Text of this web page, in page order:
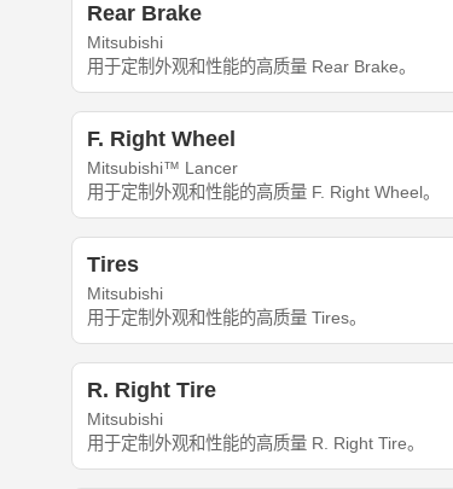
Rear Brake
Mitsubishi
用于定制外观和性能的高质量 Rear Brake。
F. Right Wheel
Mitsubishi™ Lancer
用于定制外观和性能的高质量 F. Right Wheel。
Tires
Mitsubishi
用于定制外观和性能的高质量 Tires。
R. Right Tire
Mitsubishi
用于定制外观和性能的高质量 R. Right Tire。